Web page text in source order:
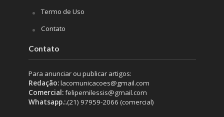
Termo de Uso
Contato
Contato
Para anunciar ou publicar artigos:
Redação:lacomunicacoes@gmail.com
Comercial:felipemilessis@gmail.com
Whatsapp.:.(21) 97959-2066 (comercial)